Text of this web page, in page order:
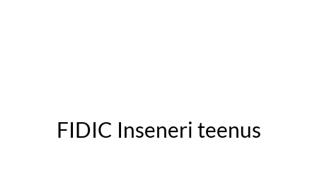
FIDIC Inseneri teenus